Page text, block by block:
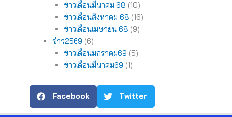
ข่าวเดือนมีนาคม 68 (10)
ข่าวเดือนสิงหาคม 68 (16)
ข่าวเดือนเมษายน 68 (9)
ข่าว2569 (6)
ข่าวเดือนมกราคม69 (5)
ข่าวเดือนมีนาคม69 (1)
Facebook Twitter